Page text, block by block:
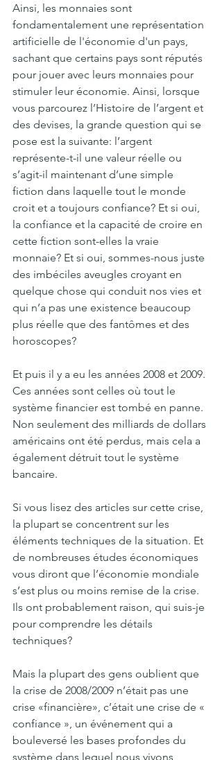
Ainsi, les monnaies sont
fondamentalement une représentation
artificielle de l'économie d'un pays,
sachant que certains pays sont réputés
pour jouer avec leurs monnaies pour
stimuler leur économie. Ainsi, lorsque
vous parcourez l’Histoire de l’argent et
des devises, la grande question qui se
pose est la suivante: l’argent
représente-t-il une valeur réelle ou
s’agit-il maintenant d’une simple
fiction dans laquelle tout le monde
croit et a toujours confiance? Et si oui,
la confiance et la capacité de croire en
cette fiction sont-elles la vraie
monnaie? Et si oui, sommes-nous juste
des imbéciles aveugles croyant en
quelque chose qui conduit nos vies et
qui n’a pas une existence beaucoup
plus réelle que des fantômes et des
horoscopes?
Et puis il y a eu les années 2008 et 2009.
Ces années sont celles où tout le
système financier est tombé en panne.
Non seulement des milliards de dollars
américains ont été perdus, mais cela a
également détruit tout le système
bancaire.
Si vous lisez des articles sur cette crise,
la plupart se concentrent sur les
éléments techniques de la situation. Et
de nombreuses études économiques
vous diront que l’économie mondiale
s’est plus ou moins remise de la crise.
Ils ont probablement raison, qui suis-je
pour comprendre les détails
techniques?
Mais la plupart des gens oublient que
la crise de 2008/2009 n’était pas une
crise «financière», c’était une crise de «
confiance », un événement qui a
bouleversé les bases profondes du
système dans lequel nous vivons